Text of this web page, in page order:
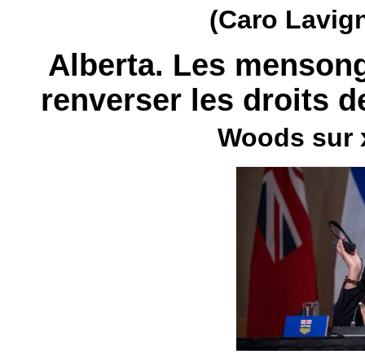
(Caro
Alberta. Les
renverser les droits
Woods sur